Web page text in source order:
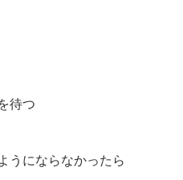
待つ
うにならなかったら